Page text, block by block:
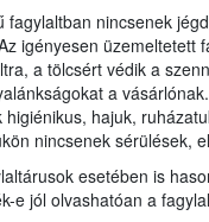
fagylaltban nincsenek
igényesen üzemeltetett
a tölcsért védik a
a
higiénikus, hajuk,
nincsenek sérülések,
esetében is
e jól olvashatóan a